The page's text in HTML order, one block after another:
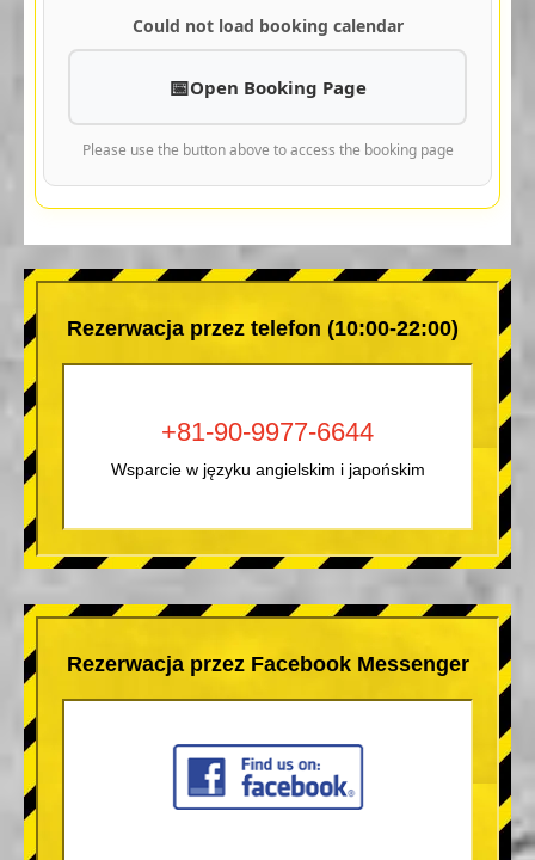
Could not load booking calendar
Open Booking Page
Please use the button above to access the booking page
Rezerwacja przez telefon (10:00-22:00)
+81-90-9977-6644
Wsparcie w języku angielskim i japońskim
Rezerwacja przez Facebook Messenger